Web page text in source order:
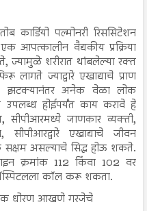
कार्डियो पल्मोनरी रिससिटेशन
वैद्यकीय प्रक्रिया
ज्यामुळे शरीरात थांबलेल्या रक्त
लागते ज्याद्वारे एखाद्याचे प्राण
झटक्यानंतर अनेक वेळा लोक
होईपर्यंत काय करावे हे
सीपीआरमध्ये जाणकार व्यक्ती,
एखाद्याचे जीवन
सक्षम असल्याचे सिद्ध होऊ शकते.
क्रमांक 112 किंवा 102 वर
कॉल करू शकता.
धोरण आखणे गरजेचे